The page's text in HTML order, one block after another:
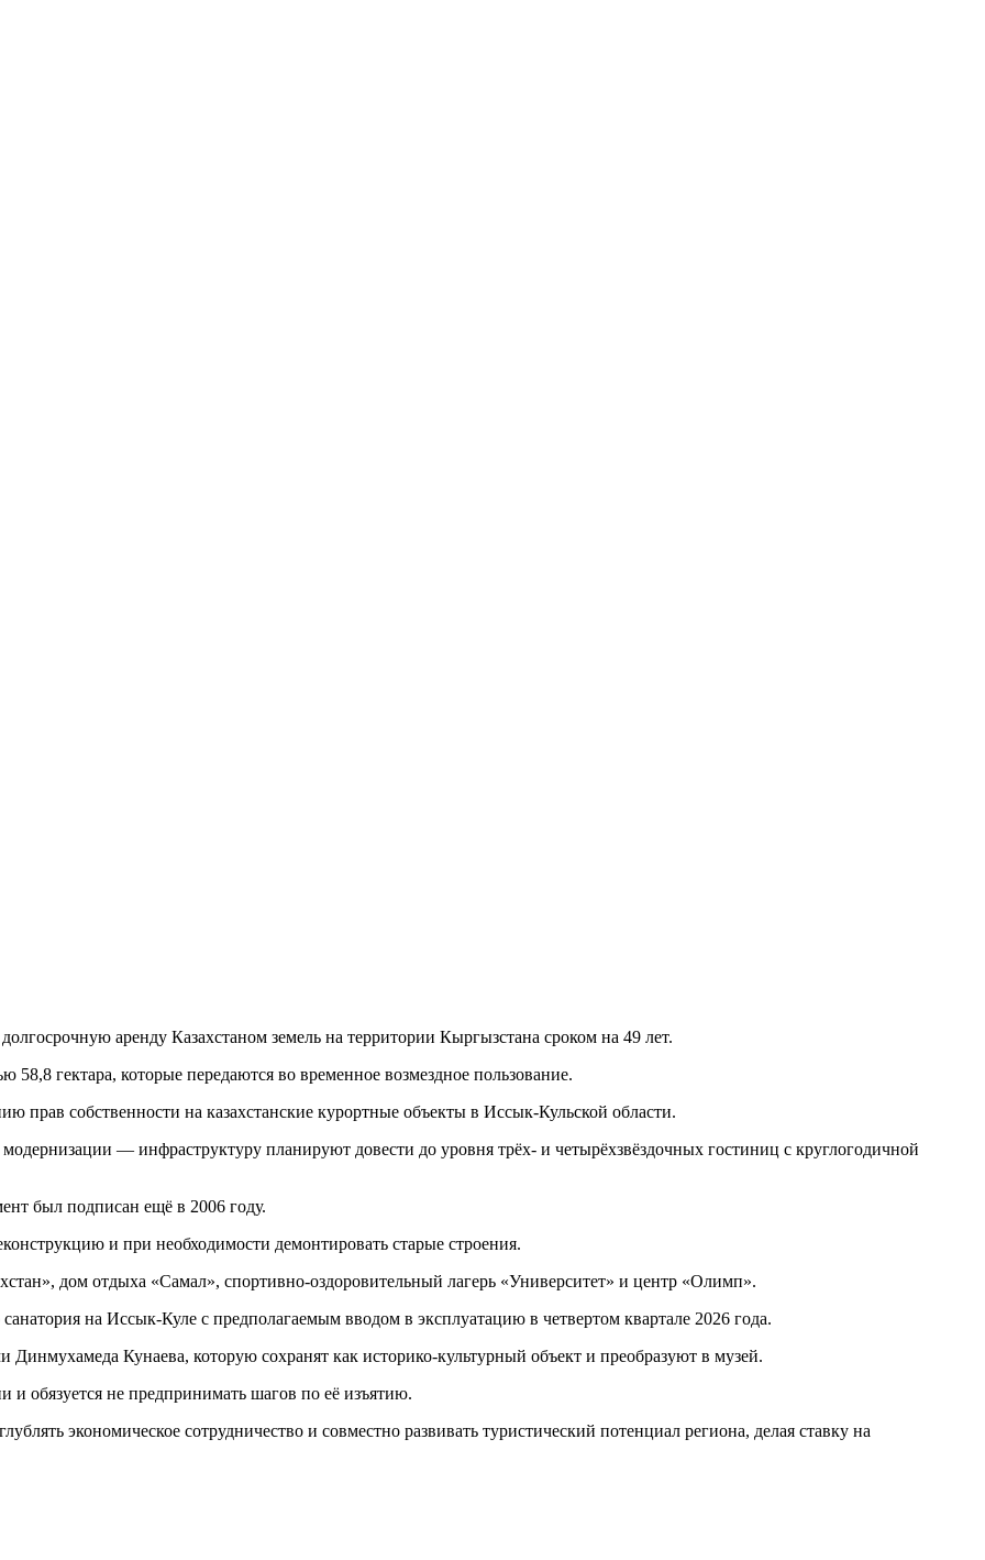
аренду Казахстаном земель на территории Кыргызстана сроком на 49 лет.
гектара, которые передаются во временное возмездное пользование.
прав собственности на казахстанские курортные объекты в Иссык-Кульской области.
— инфраструктуру планируют довести до уровня трёх- и четырёхзвёздочных гостиниц с круглогодичной
был подписан ещё в 2006 году.
и при необходимости демонтировать старые строения.
дом отдыха «Самал», спортивно-оздоровительный лагерь «Университет» и центр «Олимп».
на Иссык-Куле с предполагаемым вводом в эксплуатацию в четвертом квартале 2026 года.
Кунаева, которую сохранят как историко-культурный объект и преобразуют в музей.
и обязуется не предпринимать шагов по её изъятию.
экономическое сотрудничество и совместно развивать туристический потенциал региона, делая ставку на